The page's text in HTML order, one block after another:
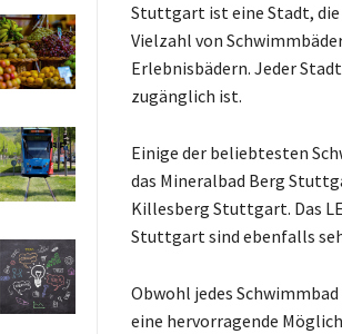
Stuttgart ist eine Stadt, die
Vielzahl von
Erlebnisbädern. Jeder
zugänglich ist.
Einige der beliebtesten
das Mineralbad Berg
Killesberg Stuttgart. Das
Stuttgart sind ebenfalls
Obwohl jedes
eine hervorragende